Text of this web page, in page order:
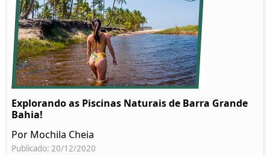
Explorando as Piscinas Naturais de Barra Grande
Bahia!
Por Mochila Cheia
Publicado: 20/12/2020